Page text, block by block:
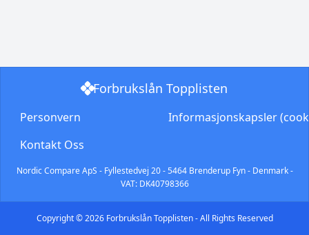
Forbrukslån Topplisten
Personvern
Informasjonskapsler
Kontakt Oss
Nordic Compare ApS - Fyllestedvej 20 - 5464 Brenderup Fyn - Denmark -
VAT: DK40798366
Copyright © 2026 Forbrukslån Topplisten - All Rights Reserved